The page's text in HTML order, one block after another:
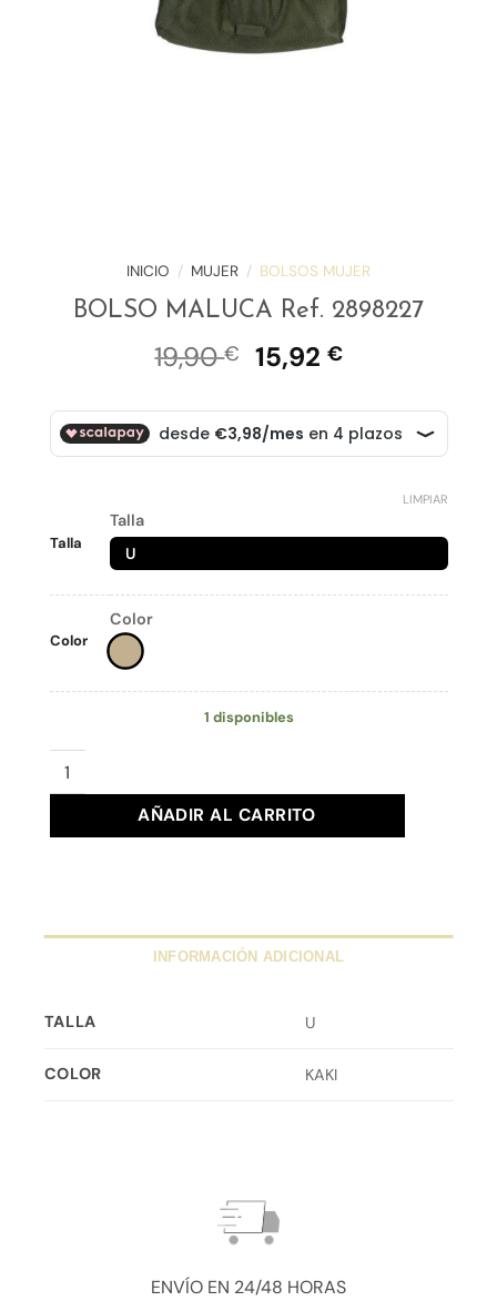
INICIO / MUJER / BOLSOS MUJER
BOLSO MALUCA Ref. 2898227
19,90€ El
original
era:
19,90 €.
15,92 €El
actual
es:
15,92 €.
Talla
Talla
U
Color
Color
LIMPIAR
1 disponibles
BOLSO MALUCA Ref. 2898227 cantidad
AÑADIR AL CARRITO
INFORMACIÓN ADICIONAL
TALLA U
COLOR KAKI
ENVÍO EN 24/48 HORAS